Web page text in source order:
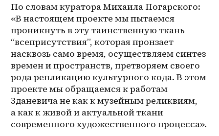
По словам куратора Михаила Погарского:
«В настоящем проекте мы пытаемся
проникнуть в эту таинственную ткань
“всеприсутствия”, которая пронзает
насквозь само время, осуществляем синтез
времен и пространств, претворяем своего
рода репликацию культурного кода. В этом
проекте мы обращаемся к работам
Зданевича не как к музейным реликвиям,
а как к живой и актуальной ткани